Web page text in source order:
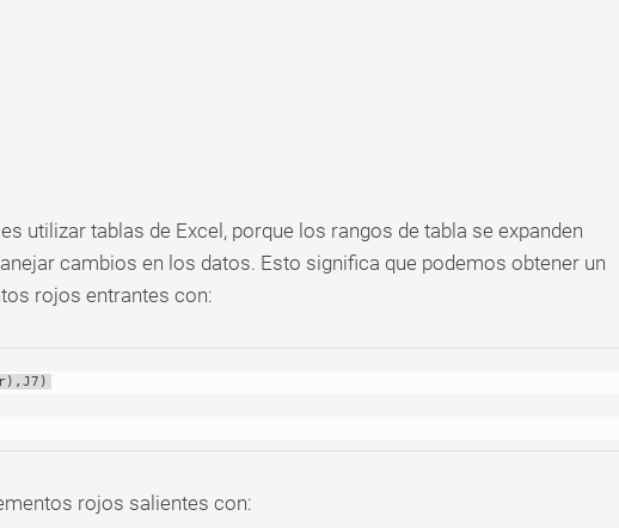
utilizar tablas de Excel, porque los rangos de tabla se expanden
cambios en los datos. Esto significa que podemos obtener un
rojos entrantes con:
rojos salientes con: